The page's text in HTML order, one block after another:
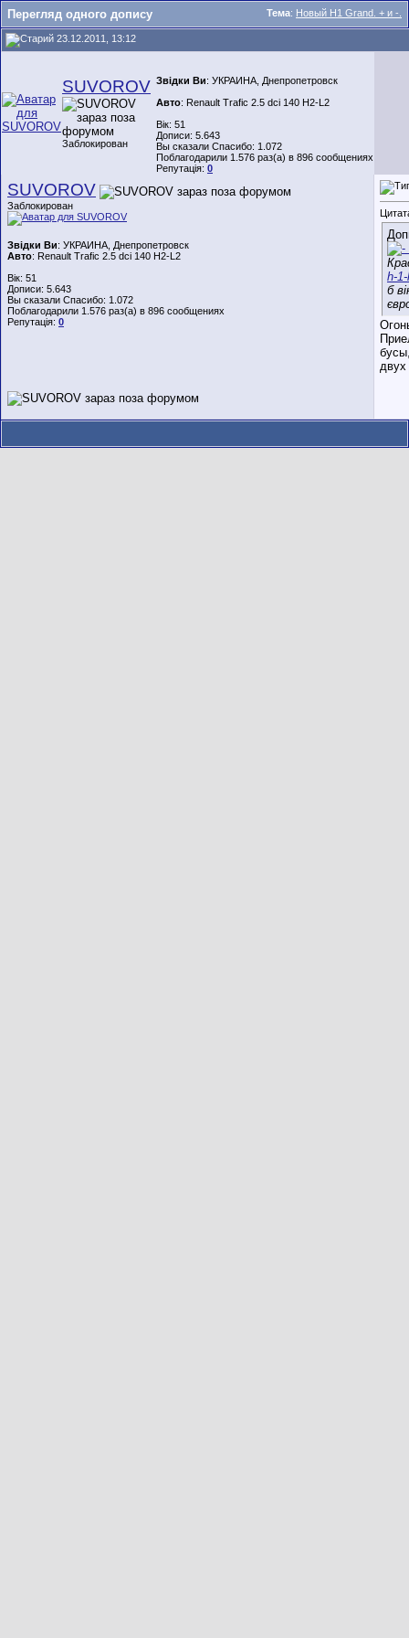
Тема: Новый H1 Grand. + и -.
Перегляд одного допису
23.12.2011, 13:12
SUVOROV
Заблокирован
Звідки Ви: УКРАИНА, Днепропетровск
Авто: Renault Trafic 2.5 dci 140 H2-L2
Вік: 51
Дописи: 5.643
Вы сказали Спасибо: 1.072
Поблагодарили 1.576 раз(а) в 896 сообщениях
Репутація: 0
SUVOROV
Заблокирован
Звідки Ви: УКРАИНА, Днепропетровск
Авто: Renault Trafic 2.5 dci 140 H2-L2
Вік: 51
Дописи: 5.643
Вы сказали Спасибо: 1.072
Поблагодарили 1.576 раз(а) в 896 сообщениях
Репутація: 0
h-
б
двух